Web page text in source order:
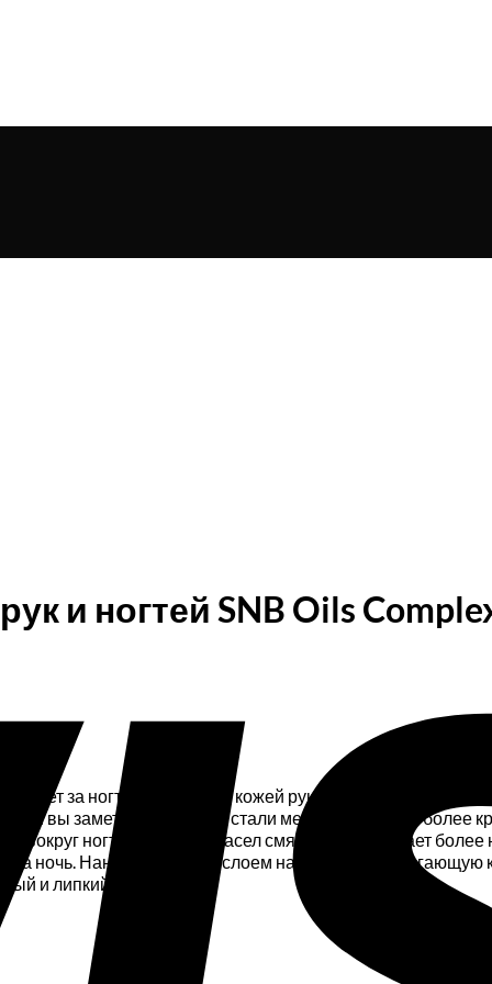
и ногтей SNB Oils
за ногтями и нежной кожей рук. В его состав
вы заметите, что ногти стали менее ломкими и более
вокруг ногтя, комплекс масел смягчает ее и делает
на ночь. Нанесите тонким слоем на ноготь и
и липкий след.